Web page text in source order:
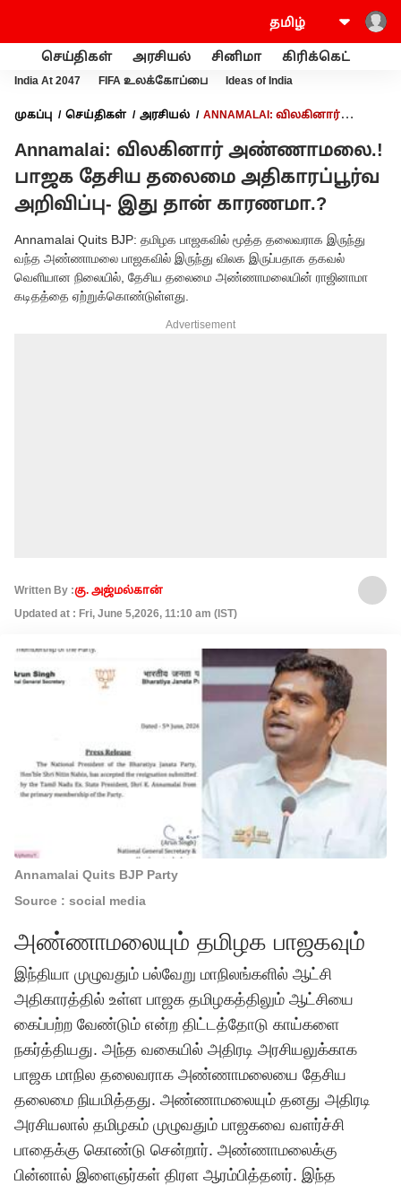
செய்திகள் அரசியல் சினிமா கிரிக்கெட்
India At 2047 FIFA உலக்கோப்பை Ideas of India
முகப்பு செய்திகள் அரசியல்
ANNAMALAI: விலகினார்
அறிவிப்பு- இது தான் காரணமா.?
Annamalai: விலகினார் அண்ணாமலை.!
பாஜக தேசிய தலைமை அதிகாரப்பூர்வ
அறிவிப்பு- இது தான் காரணமா.?
Annamalai Quits BJP: தமிழக பாஜகவில் மூத்த தலைவராக இருந்து
வந்த அண்ணாமலை பாஜகவில் இருந்து விலக இருப்பதாக தகவல்
வெளியான நிலையில், தேசிய தலைமை அண்ணாமலையின் ராஜினாமா
கடிதத்தை ஏற்றுக்கொண்டுள்ளது.
Advertisement
Written By :கு. அஜ்மல்கான்
Updated at : Fri, June 5,2026, 11:10 am (IST)
Annamalai Quits BJP Party
Source : social media
அண்ணாமலையும் தமிழக பாஜகவும்
இந்தியா முழுவதும் பல்வேறு மாநிலங்களில் ஆட்சி
அதிகாரத்தில் உள்ள பாஜக தமிழகத்திலும் ஆட்சியை
கைப்பற்ற வேண்டும் என்ற திட்டத்தோடு காய்களை
நகர்த்தியது. அந்த வகையில் அதிரடி அரசியலுக்காக
பாஜக மாநில தலைவராக அண்ணாமலையை தேசிய
தலைமை நியமித்தது. அண்ணாமலையும் தனது அதிரடி
அரசியலால் தமிழகம் முழுவதும் பாஜகவை வளர்ச்சி
பாதைக்கு கொண்டு சென்றார். அண்ணாமலைக்கு
பின்னால் இளைஞர்கள் திரள ஆரம்பித்தனர். இந்த